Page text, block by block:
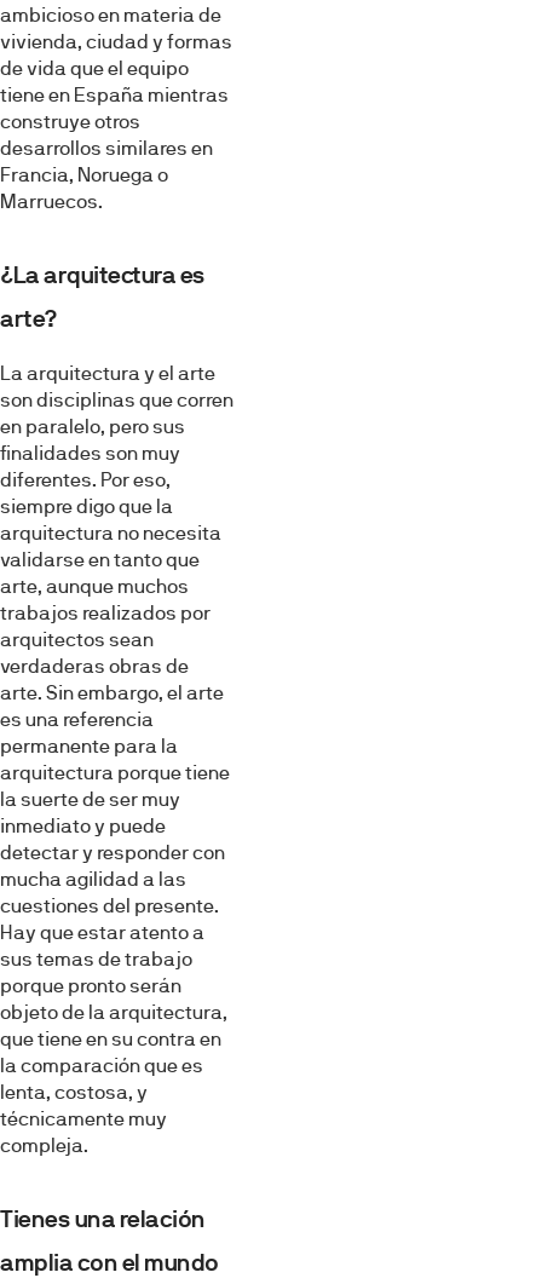
ambicioso en materia de
vivienda, ciudad y formas
de vida que el equipo
tiene en España mientras
construye otros
desarrollos similares en
Francia, Noruega o
Marruecos.
¿La arquitectura es
arte?
La arquitectura y el arte
son disciplinas que corren
en paralelo, pero sus
finalidades son muy
diferentes. Por eso,
siempre digo que la
arquitectura no necesita
validarse en tanto que
arte, aunque muchos
trabajos realizados por
arquitectos sean
verdaderas obras de
arte. Sin embargo, el arte
es una referencia
permanente para la
arquitectura porque tiene
la suerte de ser muy
inmediato y puede
detectar y responder con
mucha agilidad a las
cuestiones del presente.
Hay que estar atento a
sus temas de trabajo
porque pronto serán
objeto de la arquitectura,
que tiene en su contra en
la comparación que es
lenta, costosa, y
técnicamente muy
compleja.
Tienes una relación
amplia con el mundo